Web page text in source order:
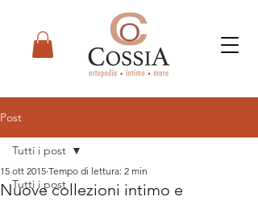
Post
Tutti i post
Tutti i post
Nuove collezioni intimo e
15 ott 2015 Tempo di lettura: 2 min